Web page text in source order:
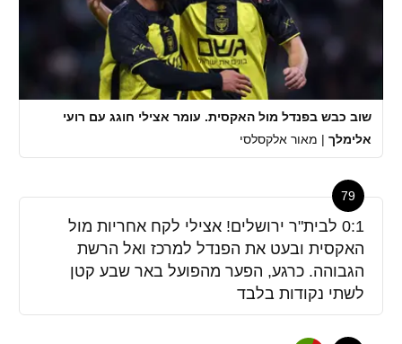
שוב כבש בפנדל מול האקסית. עומר אצילי חוגג עם רועי
אלימלך | מאור אלקסלסי
79
0:1 לבית"ר ירושלים! אצילי לקח אחריות מול
האקסית ובעט את הפנדל למרכז ואל הרשת
הגבוהה. כרגע, הפער מהפועל באר שבע קטן
לשתי נקודות בלבד